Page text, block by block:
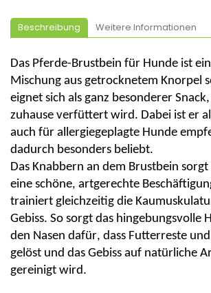
Beschreibung Weitere Informationen
Das Pferde-Brustbein für Hunde ist
Mischung aus getrocknetem Knorpel
eignet sich als ganz besonderer
zuhause verfüttert wird. Dabei ist er
auch für allergiegeplagte Hunde
dadurch besonders beliebt.
Das Knabbern an dem Brustbein
eine schöne, artgerechte
trainiert gleichzeitig die
Gebiss. So sorgt das hingebungsvolle
den Nasen dafür, dass Futterreste
gelöst und das Gebiss auf natürliche
gereinigt wird.